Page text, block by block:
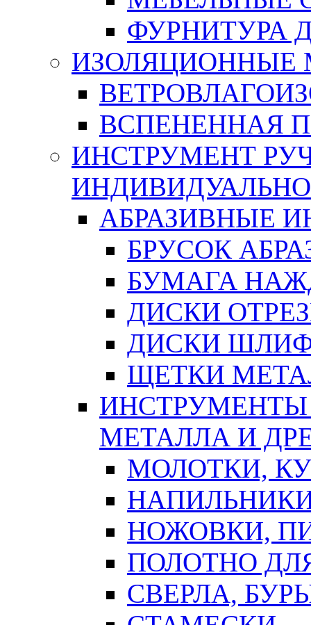
ФУРНИТУРА
ИЗОЛЯЦИОННЫЕ
ВСПЕНЕННАЯ
ИНСТРУМЕНТ
АБРАЗИВНЫЕ
БРУСОК
БУМАГА
ДИСКИ
ДИСКИ
ЩЕТКИ
ИНСТРУМЕНТЫ
МЕТАЛЛА И
МОЛОТКИ,
НОЖОВКИ,
ПОЛОТНО
СВЕРЛА,